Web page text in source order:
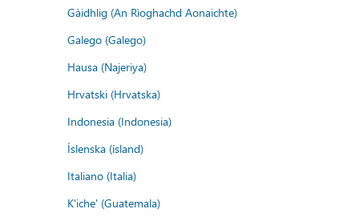
Gàidhlig (An Rìoghachd Aonaichte)
Galego (Galego)
Hausa (Najeriya)
Hrvatski (Hrvatska)
Indonesia (Indonesia)
Íslenska (ísland)
Italiano (Italia)
K'iche' (Guatemala)